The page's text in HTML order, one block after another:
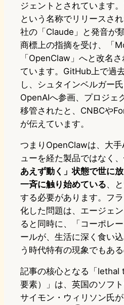
ジェントとされています
という名称でリリースさ
社の「Claude」と発音が
商標上の指摘を受け、「
「OpenClaw」へと改名
ています。GitHub上で過
し、シュタインベルガー
OpenAIへ参画、プロジェ
移管されたと、CNBCや
が伝えています。
つまりOpenClawは、大
ューを経た製品ではなく、
あえず動く」状態で世に
一斉に触り始めている、
する必要があります。フ
化した問題は、エージェ
ると同時に、「コーポレ
ールが、生活に深く食い
う時代特有の現象でもある
記事の核心となる「lethal
要素）」は、英国のソフ
サイモン・ウィリソン氏